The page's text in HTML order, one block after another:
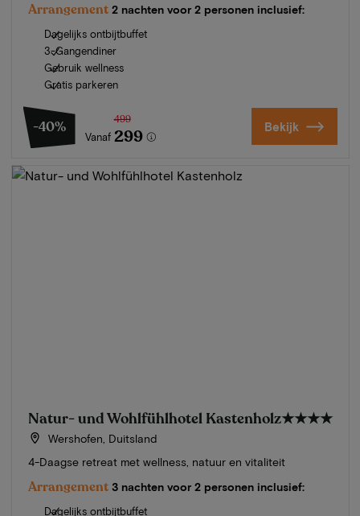
Arrangement 2 nachten voor 2 personen inclusief:
Dagelijks ontbijtbuffet
3-Gangendiner
Gebruik wellness
Gratis parkeren
-40%
Vanaf
499
299 Bekijk
Natur- und Wohlfühlhotel Kastenholz★★★★
Wershofen, Duitsland
4-Daagse retreat met wellness, natuur en vitaliteit
Arrangement 3 nachten voor 2 personen inclusief:
Dagelijks ontbijtbuffet